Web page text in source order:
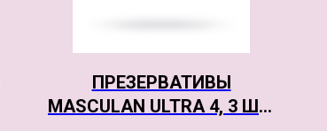
ПРЕЗЕРВАТИВЫ
MASCULAN ULTRA 4, 3 ШТ.